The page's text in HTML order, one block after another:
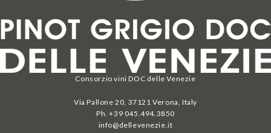
Consorzio vini DOC delle Venezie
Via Pallone 20, 37121 Verona, Italy
Ph. +39 045.494.3850
info@dellevenezie.it